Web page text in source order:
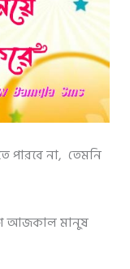
পারবে না, তেমনি
আজকাল মানুষ